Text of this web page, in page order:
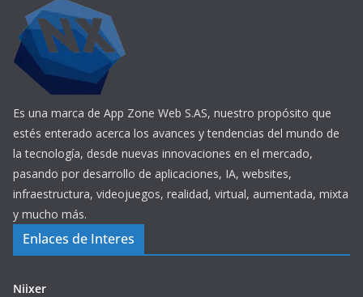
Es una marca de App Zone Web S.AS, nuestro propósito que
estés enterado acerca los avances y tendencias del mundo de
la tecnología, desde nuevas innovaciones en el mercado,
pasando por desarrollo de aplicaciones, IA, websites,
infraestructura, videojuegos, realidad, virtual, aumentada, mixta
y mucho más.
Enlaces de Interes
Niixer